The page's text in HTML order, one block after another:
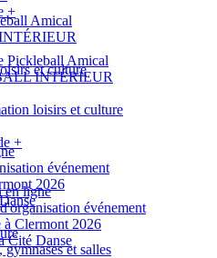
Amical
et culture
événement
2026
et salles
+
Pickleball Amical
INTÉRIEUR
loisirs et culture
+
en ligne
événement
à Clermont 2026
Cité Danse